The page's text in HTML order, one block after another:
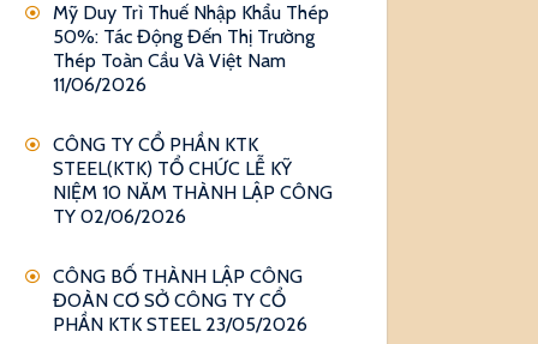
Mỹ Duy Trì Thuế Nhập Khẩu Thép
50%: Tác Động Đến Thị Trường
Thép Toàn Cầu Và Việt Nam
11/06/2026
CÔNG TY CỔ PHẦN KTK
STEEL(KTK) TỔ CHỨC LỄ KỸ
NIỆM 10 NĂM THÀNH LẬP CÔNG
TY 02/06/2026
CÔNG BỐ THÀNH LẬP CÔNG
ĐOÀN CƠ SỞ CÔNG TY CỔ
PHẦN KTK STEEL 23/05/2026